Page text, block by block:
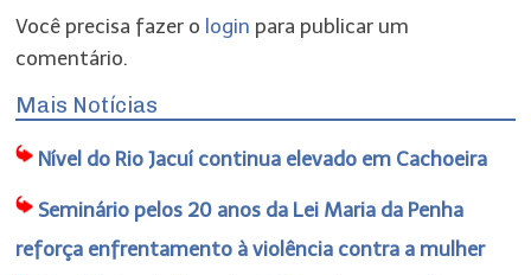
Você precisa fazer o login para publicar um
comentário.
Mais Notícias
Nível do Rio Jacuí continua elevado em Cachoeira
Seminário pelos 20 anos da Lei Maria da Penha
reforça enfrentamento à violência contra a mulher